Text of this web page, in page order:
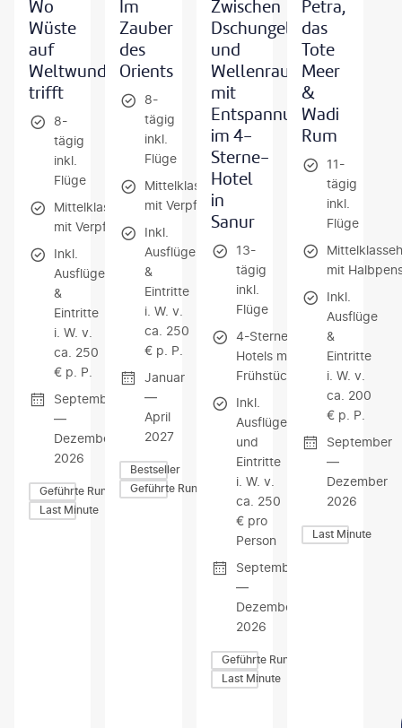
Wo
Wüste
auf
Weltwunder
trifft
8-
tägig
inkl.
Flüge
Mittelklassehotels
mit Verpflegung
Inkl.
Ausflüge
&
Eintritte
i. W. v.
ca. 250
€ p. P.
September
—
Dezember
2026
Geführte Rundreisen
Last Minute
Im
Zauber
des
Orients
8-
tägig
inkl.
Flüge
Mittelklassehotels
mit Verpflegung
Inkl.
Ausflüge
&
Eintritte
i. W. v.
ca. 250
€ p. P.
Januar
—
April
2027
Bestseller
Geführte Rundreisen
Zwischen
Dschungelklängen
und
Wellenrauschen
mit
Entspannung
im 4-
Sterne-
Hotel
in
Sanur
13-
tägig
inkl.
Flüge
4-Sterne-
Hotels mit
Frühstück
Inkl.
Ausflüge
und
Eintritte
i. W. v.
ca. 250
€ pro
Person
September
—
Dezember
2026
Geführte Rundreisen
Last Minute
Petra,
das
Tote
Meer
&
Wadi
Rum
11-
tägig
inkl.
Flüge
mit
Inkl.
Ausflüge
&
Eintritte
i. W. v.
ca. 200
€ p. P.
September
—
Dezember
2026
Last Minute